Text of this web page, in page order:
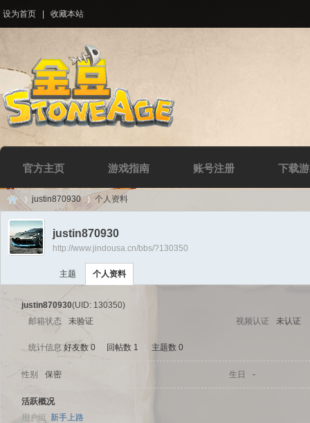
设为首页 收藏本站
官方主页 游戏指南 账号注册 下载
Di ›
justin870930 个人资料
justin870930
http://www.jindousa.cn/bbs/?130350
主题 个人资料
justin870930(UID: 130350)
邮箱状态
未验证 视频认证 未认证
统计信息 好友数 0 回帖数 1 主题数 0
性别 保密 生日 -
活跃概况
用户组 新手上路